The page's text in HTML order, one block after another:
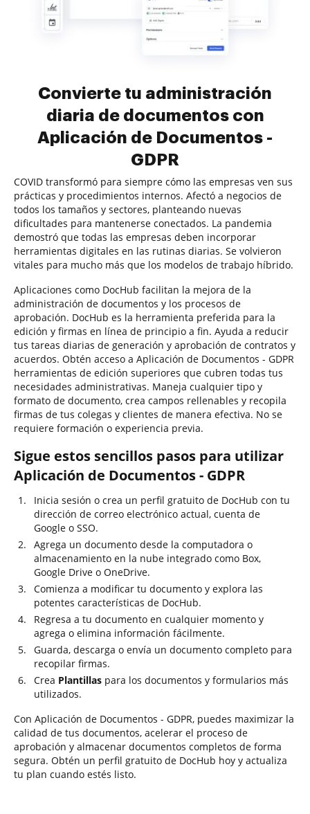
Convierte tu administración
diaria de documentos con
Aplicación de Documentos -
GDPR
COVID transformó para siempre cómo las empresas ven sus
prácticas y procedimientos internos. Afectó a negocios de
todos los tamaños y sectores, planteando nuevas
dificultades para mantenerse conectados. La pandemia
demostró que todas las empresas deben incorporar
herramientas digitales en las rutinas diarias. Se volvieron
vitales para mucho más que los modelos de trabajo híbrido.
Aplicaciones como DocHub facilitan la mejora de la
administración de documentos y los procesos de
aprobación. DocHub es la herramienta preferida para la
edición y firmas en línea de principio a fin. Ayuda a reducir
tus tareas diarias de generación y aprobación de contratos y
acuerdos. Obtén acceso a Aplicación de Documentos - GDPR
herramientas de edición superiores que cubren todas tus
necesidades administrativas. Maneja cualquier tipo y
formato de documento, crea campos rellenables y recopila
firmas de tus colegas y clientes de manera efectiva. No se
requiere formación o experiencia previa.
Sigue estos sencillos pasos para utilizar
Aplicación de Documentos - GDPR
Inicia sesión o crea un perfil gratuito de DocHub con tu
dirección de correo electrónico actual, cuenta de
Google o SSO.
Agrega un documento desde la computadora o
almacenamiento en la nube integrado como Box,
Google Drive o OneDrive.
Comienza a modificar tu documento y explora las
potentes características de DocHub.
Regresa a tu documento en cualquier momento y
agrega o elimina información fácilmente.
Guarda, descarga o envía un documento completo para
recopilar firmas.
Crea Plantillas para los documentos y formularios más
utilizados.
Con Aplicación de Documentos - GDPR, puedes maximizar la
calidad de tus documentos, acelerar el proceso de
aprobación y almacenar documentos completos de forma
segura. Obtén un perfil gratuito de DocHub hoy y actualiza
tu plan cuando estés listo.